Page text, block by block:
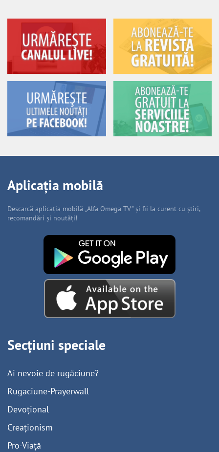
Aplicația mobilă
Descarcă aplicația mobilă „Alfa Omega TV” și fii la curent cu știri,
recomandări și noutăți!
Secțiuni speciale
Ai nevoie de rugăciune?
Rugaciune-Prayerwall
Devoțional
Creaționism
Pro-Viață